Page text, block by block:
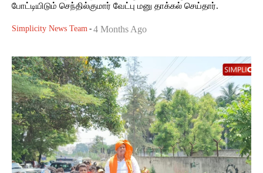
போட்டியிடும் செந்தில்குமார் வேட்பு மனு தாக்கல் செய்தார்.
Simplicity News Team - 4 Months Ago